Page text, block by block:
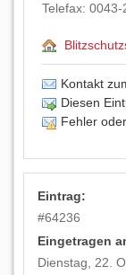
Telefax: 0043-
Kontakt
Diesen
Fehler
Eintrag:
#64236
Eingetragen
Dienstag, 22.